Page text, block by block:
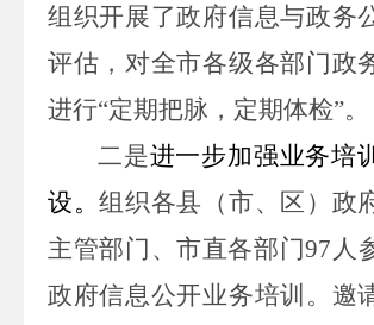
组织开展了政府信息与政务
评估，对全市各级各部门政
进行“定期把脉，定期体检”。
二是进一步加强业务培
设。组织各县（市、区）政
主管部门、市直各部门97 人
政府信息公开业务培训。邀